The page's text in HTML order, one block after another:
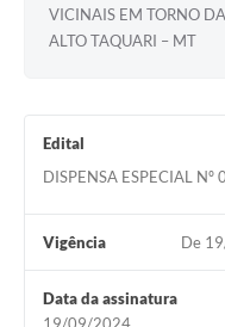
VICINAIS EM TORNO
ALTO TAQUARI – MT
Edital
DISPENSA ESPECIAL
Vigência De
Data da assinatura